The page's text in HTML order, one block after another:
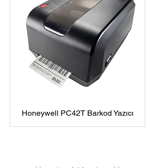
Honeywell PC42T Barkod Yazıcı